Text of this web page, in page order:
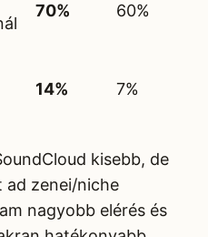
70% 60%
14% 7%
kisebb, de
ad zenei/niche
nagyobb elérés és